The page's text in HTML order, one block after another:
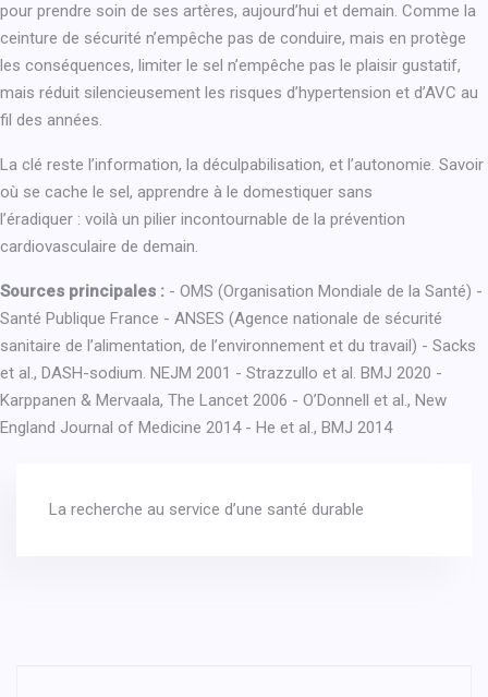
pour prendre soin de ses artères, aujourd’hui et demain. Comme la
ceinture de sécurité n’empêche pas de conduire, mais en protège
les conséquences, limiter le sel n’empêche pas le plaisir gustatif,
mais réduit silencieusement les risques d’hypertension et d’AVC au
fil des années.
La clé reste l’information, la déculpabilisation, et l’autonomie. Savoir
où se cache le sel, apprendre à le domestiquer sans
l’éradiquer : voilà un pilier incontournable de la prévention
cardiovasculaire de demain.
Sources principales : - OMS (Organisation Mondiale de la Santé) -
Santé Publique France - ANSES (Agence nationale de sécurité
sanitaire de l’alimentation, de l’environnement et du travail) - Sacks
et al., DASH-sodium. NEJM 2001 - Strazzullo et al. BMJ 2020 -
Karppanen & Mervaala, The Lancet 2006 - O’Donnell et al., New
England Journal of Medicine 2014 - He et al., BMJ 2014
La recherche au service d’une santé durable